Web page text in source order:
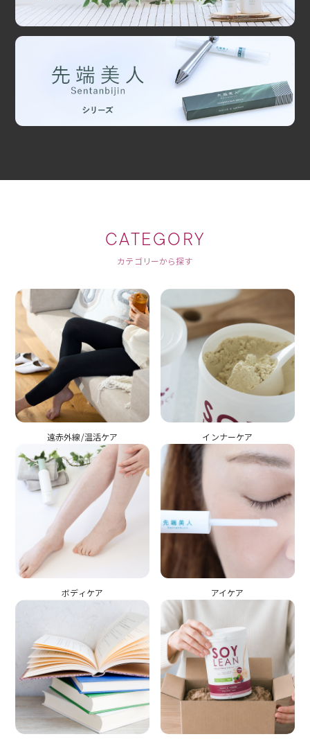
CATEGORY
カテゴリーから探す
遠赤外線/温活ケア インナーケア
ボディケア アイケア